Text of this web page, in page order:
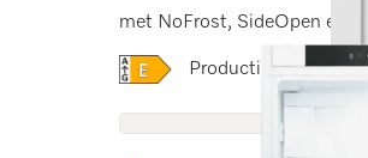
met NoFrost, SideOpen en
Online Label Flag,